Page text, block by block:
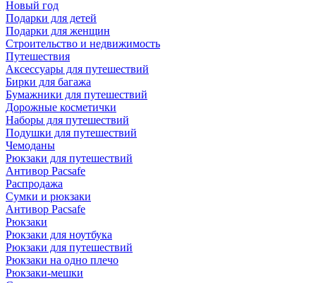
Новый год
Подарки для детей
Подарки для женщин
Строительство и недвижимость
Путешествия
Аксессуары для путешествий
Бирки для багажа
Бумажники для путешествий
Дорожные косметички
Наборы для путешествий
Подушки для путешествий
Чемоданы
Рюкзаки для путешествий
Антивор Pacsafe
Распродажа
Сумки и рюкзаки
Антивор Pacsafe
Рюкзаки
Рюкзаки для ноутбука
Рюкзаки для путешествий
Рюкзаки на одно плечо
Рюкзаки-мешки